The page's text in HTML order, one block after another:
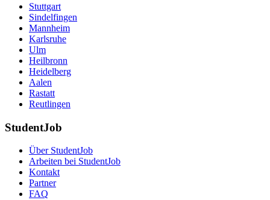
Stuttgart
Sindelfingen
Mannheim
Karlsruhe
Ulm
Heilbronn
Heidelberg
Aalen
Rastatt
Reutlingen
StudentJob
Über StudentJob
Arbeiten bei StudentJob
Kontakt
Partner
FAQ